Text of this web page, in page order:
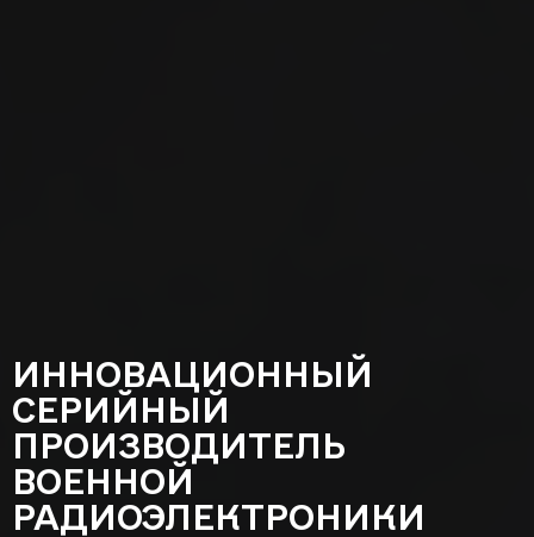
ИННОВАЦИОННЫЙ
СЕРИЙНЫЙ
ПРОИЗВОДИТЕЛЬ
ВОЕННОЙ
РАДИОЭЛЕКТРОНИКИ